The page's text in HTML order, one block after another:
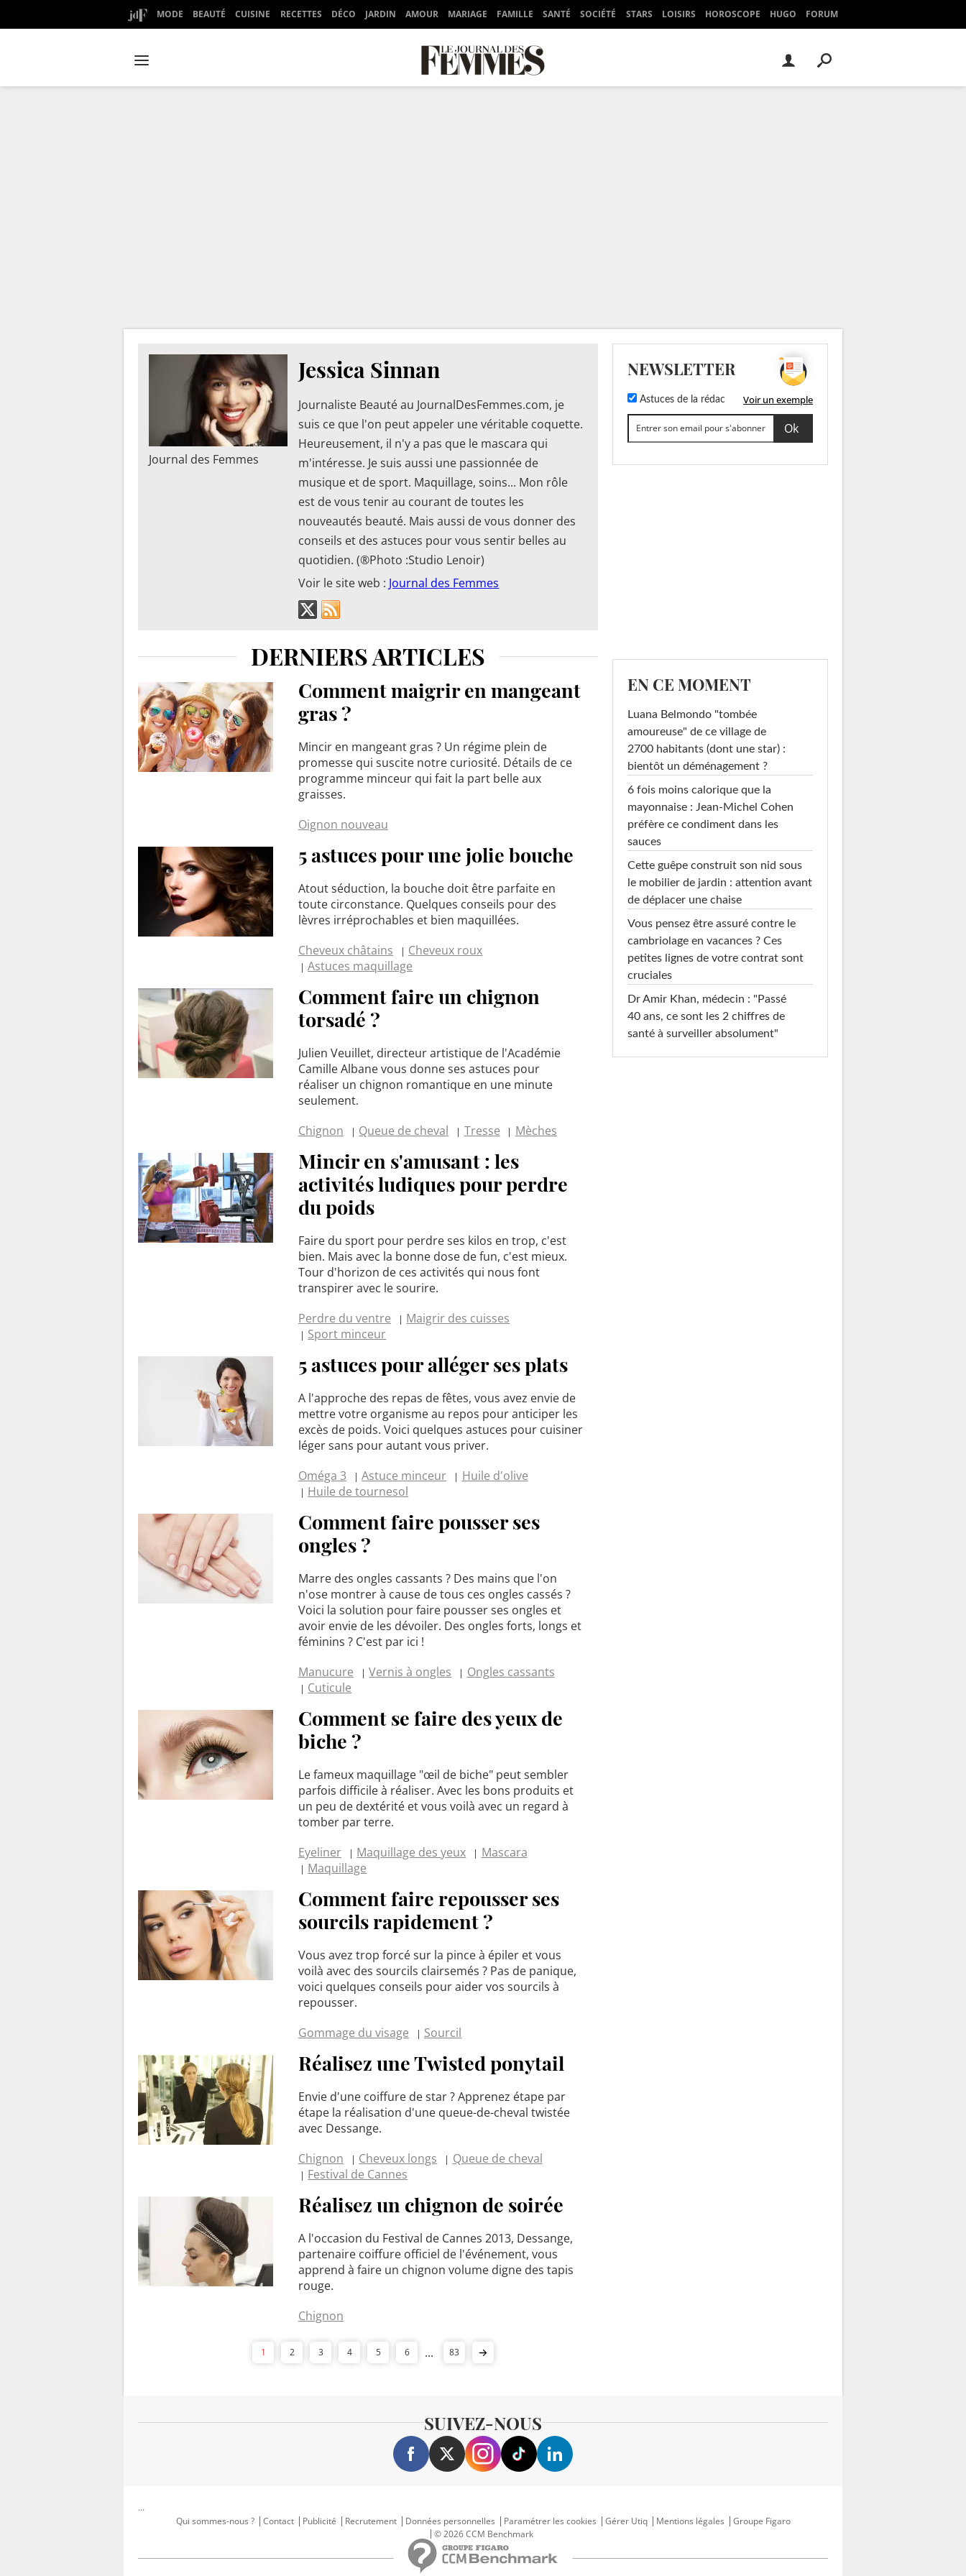
MODE BEAUTÉ CUISINE RECETTES DÉCO JARDIN AMOUR MARIAGE FAMILLE SANTÉ SOCIÉTÉ STARS LOISIRS HOROSCOPE HUGO FORUM
Journal des Femmes
Jessica Sinnan
Journaliste Beauté au JournalDesFemmes.com, je
suis ce que l'on peut appeler une véritable coquette.
Heureusement, il n'y a pas que le mascara qui
m'intéresse. Je suis aussi une passionnée de
musique et de sport. Maquillage, soins... Mon rôle
est de vous tenir au courant de toutes les
nouveautés beauté. Mais aussi de vous donner des
conseils et des astuces pour vous sentir belles au
quotidien. (®Photo :Studio Lenoir)
Voir le site web : Journal des Femmes
DERNIERS ARTICLES
Comment maigrir en mangeant
gras ?
Mincir en mangeant gras ? Un régime plein de
promesse qui suscite notre curiosité. Détails de ce
programme minceur qui fait la part belle aux
graisses.
Oignon nouveau
5 astuces pour une jolie bouche
Atout séduction, la bouche doit être parfaite en
toute circonstance. Quelques conseils pour des
lèvres irréprochables et bien maquillées.
Cheveux châtains
Cheveux roux
Astuces maquillage
Comment faire un chignon
torsadé ?
Julien Veuillet, directeur artistique de l'Académie
Camille Albane vous donne ses astuces pour
réaliser un chignon romantique en une minute
seulement.
Chignon
Queue de cheval Tresse Mèches
Mincir en s'amusant : les
activités ludiques pour perdre
du poids
Faire du sport pour perdre ses kilos en trop, c'est
bien. Mais avec la bonne dose de fun, c'est mieux.
Tour d'horizon de ces activités qui nous font
transpirer avec le sourire.
Perdre du ventre
Maigrir des cuisses
Sport minceur
5 astuces pour alléger ses plats
A l'approche des repas de fêtes, vous avez envie de
mettre votre organisme au repos pour anticiper les
excès de poids. Voici quelques astuces pour cuisiner
léger sans pour autant vous priver.
Oméga 3
Astuce minceur
Huile d'olive
Huile de tournesol
Comment faire pousser ses
ongles ?
Marre des ongles cassants ? Des mains que l'on
n'ose montrer à cause de tous ces ongles cassés ?
Voici la solution pour faire pousser ses ongles et
avoir envie de les dévoiler. Des ongles forts, longs et
féminins ? C'est par ici !
Manucure
Vernis à ongles
Ongles cassants
Cuticule
Comment se faire des yeux de
biche ?
Le fameux maquillage "œil de biche" peut sembler
parfois difficile à réaliser. Avec les bons produits et
un peu de dextérité et vous voilà avec un regard à
tomber par terre.
Eyeliner
Maquillage des yeux
Mascara
Maquillage
Comment faire repousser ses
sourcils rapidement ?
Vous avez trop forcé sur la pince à épiler et vous
voilà avec des sourcils clairsemés ? Pas de panique,
voici quelques conseils pour aider vos sourcils à
repousser.
Gommage du visage
Sourcil
Réalisez une Twisted ponytail
Envie d'une coiffure de star ? Apprenez étape par
étape la réalisation d'une queue-de-cheval twistée
avec Dessange.
Chignon
Cheveux longs
Queue de cheval
Festival de Cannes
Réalisez un chignon de soirée
A l'occasion du Festival de Cannes 2013, Dessange,
partenaire coiffure officiel de l'événement, vous
apprend à faire un chignon volume digne des tapis
rouge.
Chignon
1 2 3 4 5 6 ... 83
NEWSLETTER
Astuces de la rédac Voir un exemple
EN CE MOMENT
Luana Belmondo "tombée
amoureuse" de ce village de
2700 habitants (dont une star) :
bientôt un déménagement ?
6 fois moins calorique que la
mayonnaise : Jean-Michel Cohen
préfère ce condiment dans les
sauces
Cette guêpe construit son nid sous
le mobilier de jardin : attention avant
de déplacer une chaise
Vous pensez être assuré contre le
cambriolage en vacances ? Ces
petites lignes de votre contrat sont
cruciales
Dr Amir Khan, médecin : "Passé
40 ans, ce sont les 2 chiffres de
santé à surveiller absolument"
SUIVEZ-NOUS
...
Qui sommes-nous ?
Contact Publicité Recrutement Données personnelles Paramétrer les cookies Gérer Utiq Mentions légales
Groupe Figaro
© 2026 CCM Benchmark